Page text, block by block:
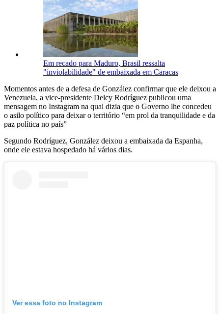
Em recado para Maduro, Brasil ressalta
"inviolabilidade" de embaixada em Caracas
Momentos antes de a defesa de González confirmar que ele deixou a
Venezuela, a vice-presidente Delcy Rodríguez publicou uma
mensagem no Instagram na qual dizia que o Governo lhe concedeu
o asilo político para deixar o território “em prol da tranquilidade e da
paz política no país”
Segundo Rodríguez, González deixou a embaixada da Espanha,
onde ele estava hospedado há vários dias.
Ver essa foto no Instagram